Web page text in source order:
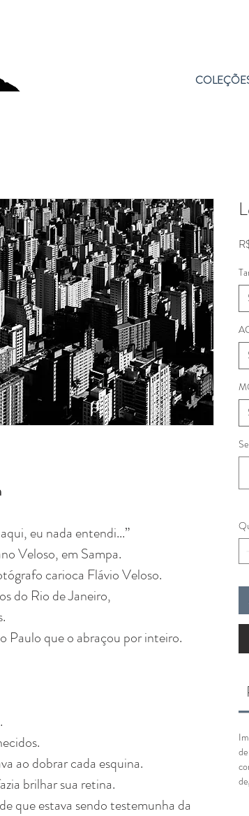
eu nada entendi...”
Veloso, em Sampa.
carioca Flávio Veloso.
do Rio de Janeiro,
Paulo que o abraçou por inteiro.
ao dobrar cada esquina.
brilhar sua retina.
que estava sendo testemunha da